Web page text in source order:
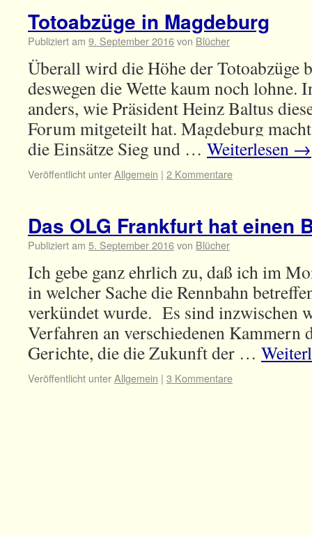
Totoabzüge in Magdeburg
Publiziert am 9. September 2016von Blücher
Überall wird die Höhe der Totoabzüge
deswegen die Wette kaum noch lohne.
anders, wie Präsident Heinz Baltus
Forum mitgeteilt hat. Magdeburg
die Einsätze Sieg und … Weiterlesen →
Veröffentlicht unterAllgemein | 2 Kommentare
Das OLG Frankfurt hat einen
Publiziert am 5. September 2016von Blücher
Ich gebe ganz ehrlich zu, daß ich im
in welcher Sache die Rennbahn
verkündet wurde. Es sind inzwischen
Verfahren an verschiedenen Kammern
Gerichte, die die Zukunft der …
Veröffentlicht unterAllgemein | 3 Kommentare